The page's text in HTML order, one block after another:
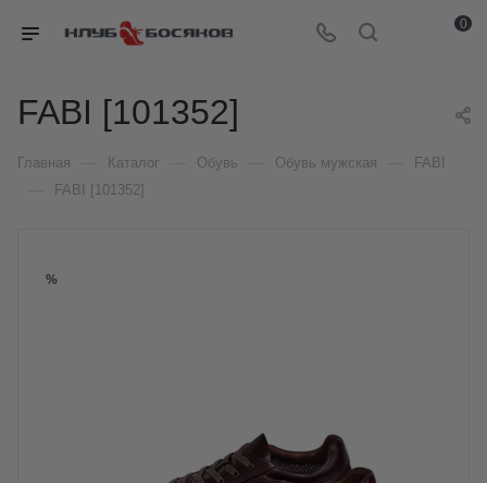
0
FABI [101352]
Главная Каталог Обувь Обувь мужская FABI
FABI [101352]
%